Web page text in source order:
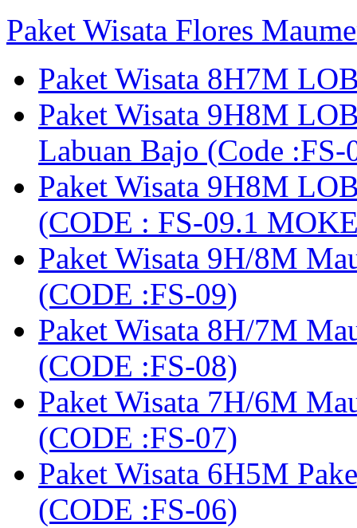
Paket Wisata Flores
Paket Wisata 8H7M
Paket Wisata 9H8M
Labuan Bajo (Code
Paket Wisata 9H8M
(CODE : FS-09.1
Paket Wisata 9H/8M
(CODE :FS-09)
Paket Wisata 8H/7M
(CODE :FS-08)
Paket Wisata 7H/6M
(CODE :FS-07)
Paket Wisata 6H5M
(CODE :FS-06)